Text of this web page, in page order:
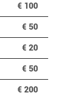
€ 100
€ 50
€ 20
€ 50
€ 200